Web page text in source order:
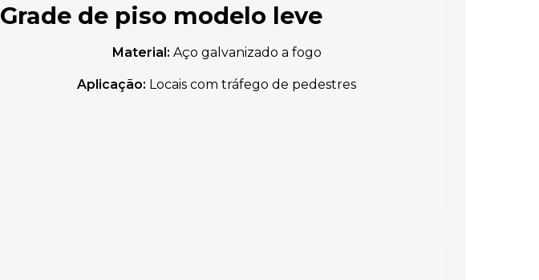
Grade de piso modelo leve
Material: Aço galvanizado a fogo
Aplicação: Locais com tráfego de pedestres